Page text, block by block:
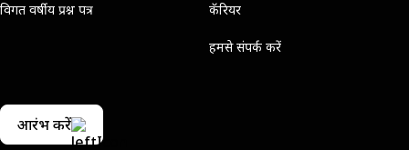
विगत वर्षीय प्रश्न पत्र कॅरियर
हमसे संपर्क करें
आरंभ करें